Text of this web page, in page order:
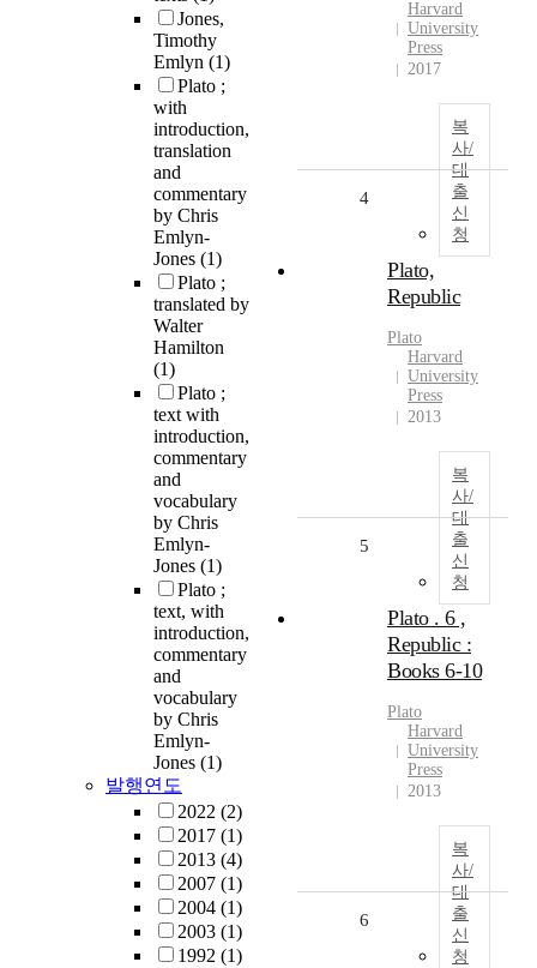
Jones,
Timothy
Emlyn (1)
Plato ;
with
introduction,
translation
and
commentary
by Chris
Emlyn-
Jones (1)
Plato ;
translated by
Walter
Hamilton
(1)
Plato ;
text with
introduction,
commentary
and
vocabulary
by Chris
Emlyn-
Jones (1)
Plato ;
text, with
introduction,
commentary
and
vocabulary
by Chris
Emlyn-
Jones (1)
발행연도
2022 (2)
2017 (1)
2013 (4)
2007 (1)
2004 (1)
2003 (1)
1992 (1)
Harvard
University
Press
2017
복
사/
대
출
신
청
4
Plato,
Republic
Plato
Harvard
University
Press
2013
복
사/
대
출
신
청
5
Plato . 6 ,
Republic :
Books 6-10
Plato
Harvard
University
Press
2013
복
사/
대
출
신
청
6